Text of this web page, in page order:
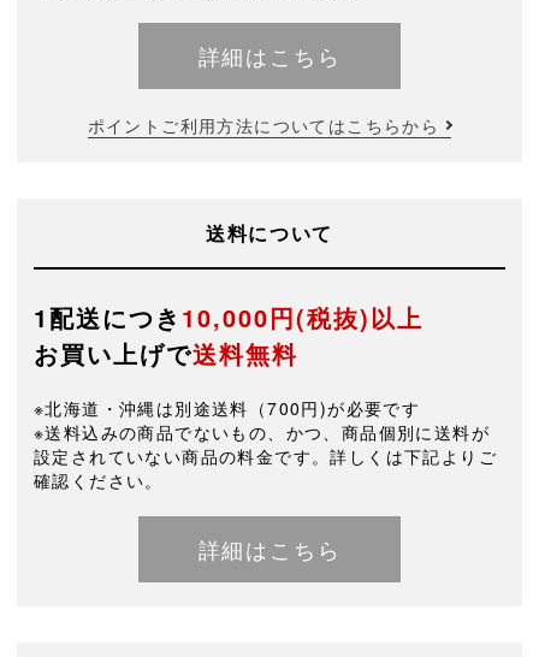
詳細はこちら
ポイントご利用方法についてはこちらから
送料について
1配送につき 10,000円(税抜)以上
お買い上げで送料無料
※北海道・沖縄は別途送料（700円)が必要です
※送料込みの商品でないもの、かつ、商品個別に送料が
設定されていない商品の料金です。詳しくは下記よりご
確認ください。
詳細はこちら